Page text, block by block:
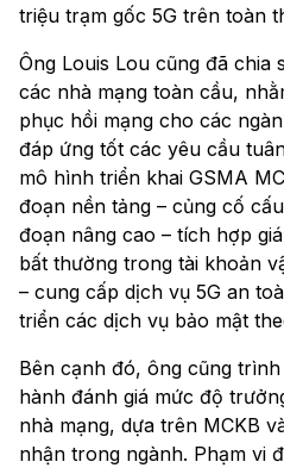
triệu trạm gốc 5G trên toàn
Ông Louis Lou cũng đã
các nhà mạng toàn cầu,
phục hồi mạng cho các
đáp ứng tốt các yêu cầu
mô hình triển khai GSMA
đoạn nền tảng – củng cố
đoạn nâng cao – tích hợp
bất thường trong tài khoản
– cung cấp dịch vụ 5G an
triển các dịch vụ bảo mật
Bên cạnh đó, ông cũng
hành đánh giá mức độ
nhà mạng, dựa trên MCKB
nhận trong ngành. Phạm vi